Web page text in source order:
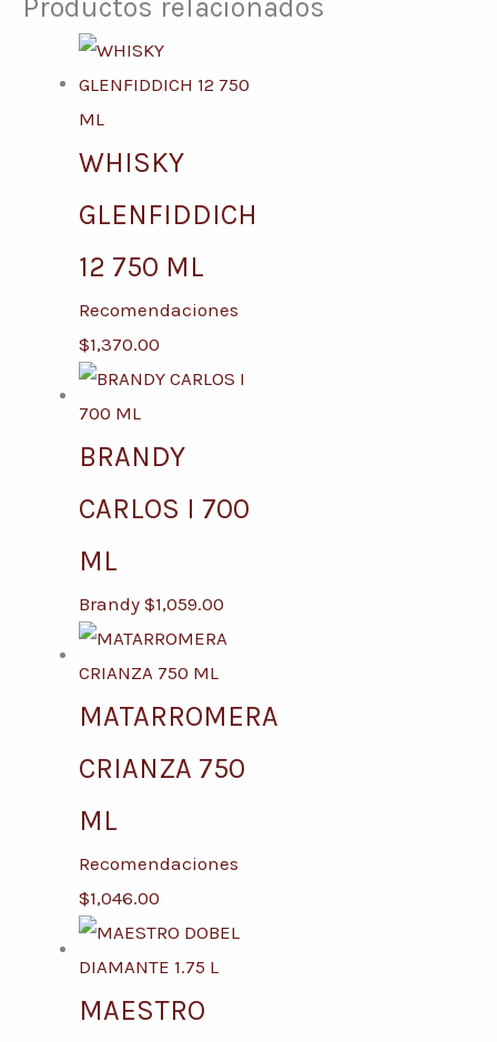
Productos relacionados
WHISKY
GLENFIDDICH
12 750 ML
Recomendaciones
$1,370.00
BRANDY
CARLOS I 700
ML
Brandy $1,059.00
MATARROMERA
CRIANZA 750
ML
Recomendaciones
$1,046.00
MAESTRO